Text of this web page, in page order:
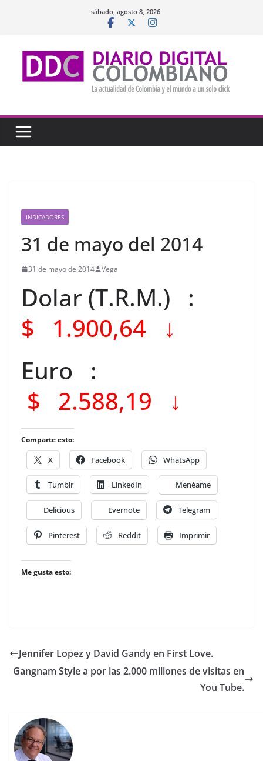
sábado, agosto 8, 2026
INDICADORES
31 de mayo del 2014
31 de mayo de 2014 Vega
Dolar (T.R.M.) :
$ 1.900,64 ↓
Euro :
$ 2.588,19 ↓
Comparte esto:
X Facebook WhatsApp
Tumblr LinkedIn Menéame
Delicious Evernote Telegram
Pinterest Reddit Imprimir
Me gusta esto:
Jennifer Lopez y David Gandy en First Love.
Gangnam Style a por las 2.000 millones de visitas en
You Tube.